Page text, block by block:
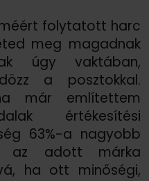
folytatott harc
meg magadnak
úgy vaktában,
a posztokkal.
már említettem
értékesítési
63%-a nagyobb
az adott márka
ha ott minőségi,